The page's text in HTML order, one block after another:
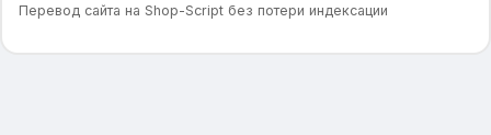
Перевод сайта на Shop-Script без потери индексации